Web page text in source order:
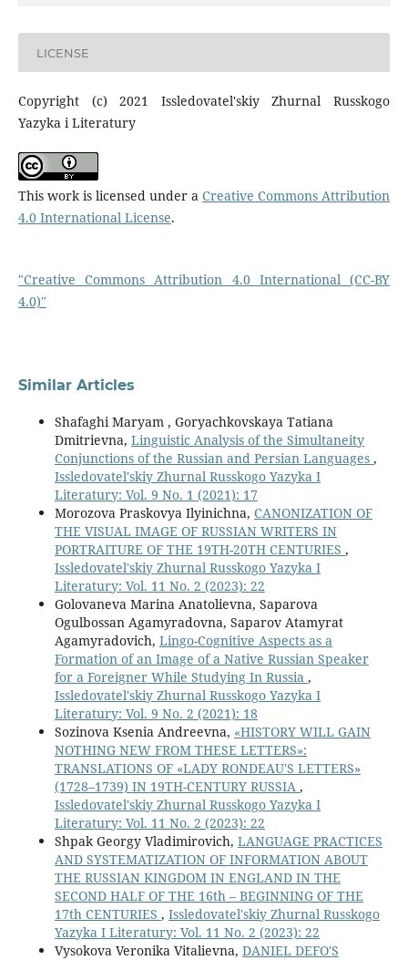
LICENSE
Copyright (c) 2021 Issledovatel'skiy Zhurnal Russkogo
Yazyka i Literatury
This work is licensed under aCreative Commons Attribution
4.0 International License.
"Creative Commons Attribution 4.0 International (CC-BY
4.0)"
Similar Articles
Shafaghi Maryam , Goryachkovskaya Tatiana
Dmitrievna, Linguistic Analysis of the Simultaneity
Conjunctions of the Russian and Persian Languages ,
Issledovatel'skiy Zhurnal Russkogo Yazyka I
Literatury: Vol. 9 No. 1 (2021): 17
Morozova Praskovya Ilyinichna, CANONIZATION OF
THE VISUAL IMAGE OF RUSSIAN WRITERS IN
PORTRAITURE OF THE 19TH-20TH CENTURIES ,
Issledovatel'skiy Zhurnal Russkogo Yazyka I
Literatury: Vol. 11 No. 2 (2023): 22
Golovaneva Marina Anatolievna, Saparova
Ogulbossan Agamyradovna, Saparov Atamyrat
Agamyradovich, Lingo-Cognitive Aspects as a
Formation of an Image of a Native Russian Speaker
for a Foreigner While Studying In Russia ,
Issledovatel'skiy Zhurnal Russkogo Yazyka I
Literatury: Vol. 9 No. 2 (2021): 18
Sozinova Ksenia Andreevna, «HISTORY WILL GAIN
NOTHING NEW FROM THESE LETTERS»:
TRANSLATIONS OF «LADY RONDEAU'S LETTERS»
(1728–1739) IN 19TH-CENTURY RUSSIA ,
Issledovatel'skiy Zhurnal Russkogo Yazyka I
Literatury: Vol. 11 No. 2 (2023): 22
Shpak Georgy Vladimirovich, LANGUAGE PRACTICES
AND SYSTEMATIZATION OF INFORMATION ABOUT
THE RUSSIAN KINGDOM IN ENGLAND IN THE
SECOND HALF OF THE 16th – BEGINNING OF THE
17th CENTURIES , Issledovatel'skiy Zhurnal Russkogo
Yazyka I Literatury: Vol. 11 No. 2 (2023): 22
Vysokova Veronika Vitalievna, DANIEL DEFO'S